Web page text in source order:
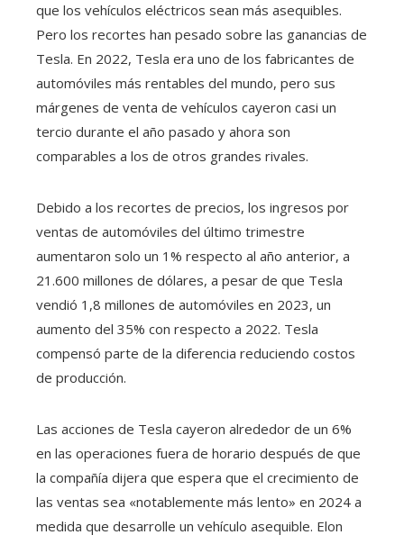
que los vehículos eléctricos sean más asequibles.
Pero los recortes han pesado sobre las ganancias de
Tesla. En 2022, Tesla era uno de los fabricantes de
automóviles más rentables del mundo, pero sus
márgenes de venta de vehículos cayeron casi un
tercio durante el año pasado y ahora son
comparables a los de otros grandes rivales.
Debido a los recortes de precios, los ingresos por
ventas de automóviles del último trimestre
aumentaron solo un 1% respecto al año anterior, a
21.600 millones de dólares, a pesar de que Tesla
vendió 1,8 millones de automóviles en 2023, un
aumento del 35% con respecto a 2022. Tesla
compensó parte de la diferencia reduciendo costos
de producción.
Las acciones de Tesla cayeron alrededor de un 6%
en las operaciones fuera de horario después de que
la compañía dijera que espera que el crecimiento de
las ventas sea «notablemente más lento» en 2024 a
medida que desarrolle un vehículo asequible. Elon